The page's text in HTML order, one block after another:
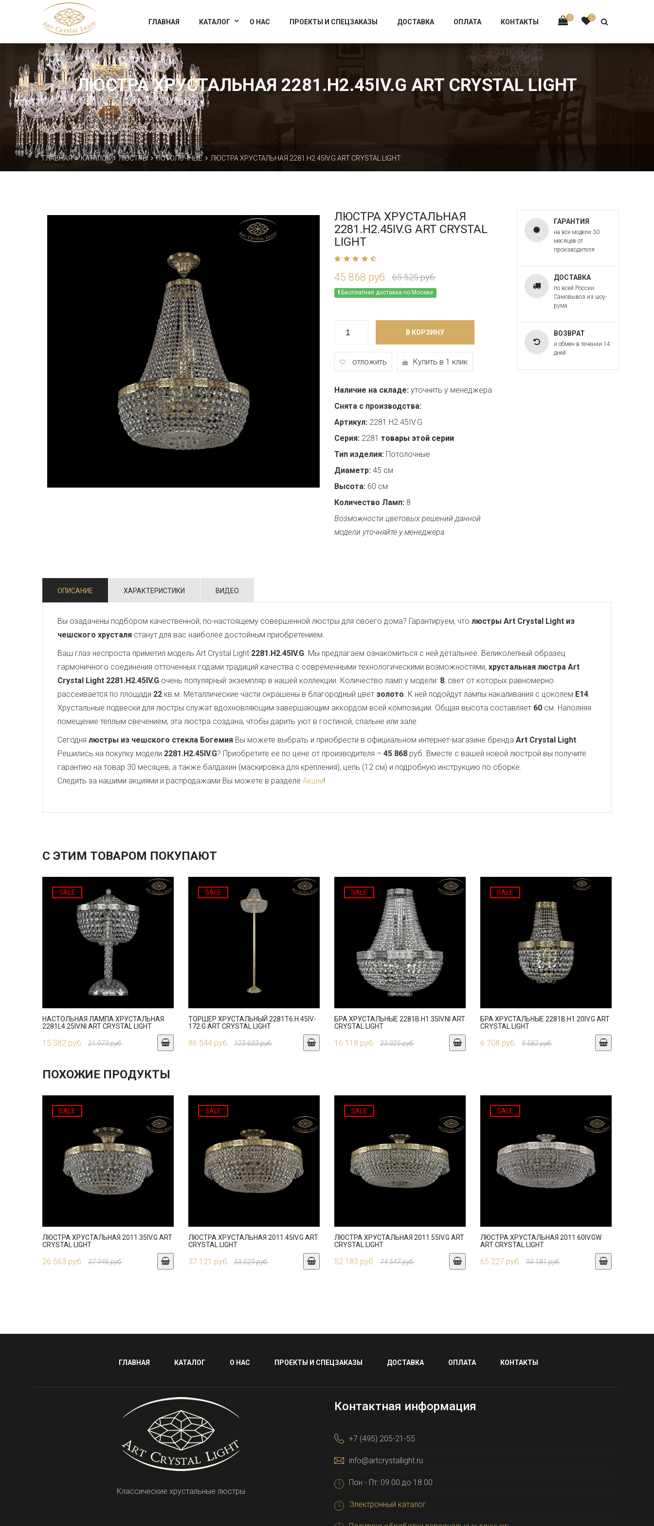
Официальный магазин фабрики Art Crystal Light
0 0
ГЛАВНАЯ КАТАЛОГ О НАС ПРОЕКТЫ И СПЕЦЗАКАЗЫ ДОСТАВКА ОПЛАТА КОНТАКТЫ
ЛЮСТРА ХРУСТАЛЬНАЯ 2281.H2.45IV.G ART CRYSTAL LIGHT
ГЛАВНАЯ КАТАЛОГ ЛЮСТРЫ ПОТОЛОЧНЫЕ ЛЮСТРА ХРУСТАЛЬНАЯ 2281.H2.45IV.G ART CRYSTAL LIGHT
ЛЮСТРА ХРУСТАЛЬНАЯ
2281.H2.45IV.G ART CRYSTAL
LIGHT
45 868 руб. 65 525 руб.
Бесплатная доставка по Москве
В КОРЗИНУ
отложить Купить в 1 клик
Наличие на складе: уточнить у менеджера
Снята с производства:
Артикул: 2281.H2.45IV.G
Серия: 2281 товары этой серии
Тип изделия: Потолочные
Диаметр: 45 см
Высота: 60 см
Количество Ламп: 8
Возможности цветовых решений данной
модели уточняйте у менеджера.
ГАРАНТИЯ
на все модели 30
месяцев от
производителя
ДОСТАВКА
по всей России.
Самовывоз из шоу-
рума
ВОЗВРАТ
и обмен в течении 14
дней
ОПИСАНИЕ ХАРАКТЕРИСТИКИ ВИДЕО
Вы озадачены подбором качественной, по-настоящему совершенной люстры для своего дома? Гарантируем, что люстры Art Crystal Light из
чешского хрусталя станут для вас наиболее достойным приобретением.
Ваш глаз неспроста приметил модель Art Crystal Light 2281.H2.45IV.G. Мы предлагаем ознакомиться с ней детальнее. Великолепный образец
гармоничного соединения отточенных годами традиций качества с современными технологическими возможностями, хрустальная люстра Art
Crystal Light 2281.H2.45IV.G очень популярный экземпляр в нашей коллекции. Количество ламп у модели: 8, свет от которых равномерно
рассеивается по площади 22 кв.м. Металлические части окрашены в благородный цвет золото. К ней подойдут лампы накаливания с цоколем E14.
Хрустальные подвески для люстры служат вдохновляющим завершающим аккордом всей композиции. Общая высота составляет 60 см. Наполняя
помещение теплым свечением, эта люстра создана, чтобы дарить уют в гостиной, спальне или зале.
Сегодня люстры из чешского стекла Богемия Вы можете выбрать и приобрести в официальном интернет-магазине бренда Art Crystal Light.
Решились на покупку модели 2281.H2.45IV.G? Приобретите ее по цене от производителя – 45 868 руб. Вместе с вашей новой люстрой вы получите
гарантию на товар 30 месяцев, а также балдахин (маскировка для крепления), цепь (12 см) и подробную инструкцию по сборке.
Следить за нашими акциями и распродажами Вы можете в разделе Акции!
С ЭТИМ ТОВАРОМ ПОКУПАЮТ
SALE
НАСТОЛЬНАЯ ЛАМПА ХРУСТАЛЬНАЯ
2281L4.25IV.NI ART CRYSTAL LIGHT
15 382 руб. 21 973 руб.
SALE
ТОРШЕР ХРУСТАЛЬНЫЙ 2281T6.H.45IV-
172.G ART CRYSTAL LIGHT
86 544 руб. 123 633 руб.
SALE
БРА ХРУСТАЛЬНЫЕ 2281B.H1.35IV.NI ART
CRYSTAL LIGHT
16 118 руб. 23 025 руб.
SALE
БРА ХРУСТАЛЬНЫЕ 2281B.H1.20IV.G ART
CRYSTAL LIGHT
6 708 руб. 9 582 руб.
ПОХОЖИЕ ПРОДУКТЫ
SALE
ЛЮСТРА ХРУСТАЛЬНАЯ 2011.35IV.G ART
CRYSTAL LIGHT
26 563 руб. 37 946 руб.
SALE
ЛЮСТРА ХРУСТАЛЬНАЯ 2011.45IV.G ART
CRYSTAL LIGHT
37 121 руб. 53 029 руб.
SALE
ЛЮСТРА ХРУСТАЛЬНАЯ 2011.55IV.G ART
CRYSTAL LIGHT
52 183 руб. 74 547 руб.
SALE
ЛЮСТРА ХРУСТАЛЬНАЯ 2011.60IV.GW
ART CRYSTAL LIGHT
65 227 руб. 93 181 руб.
ГЛАВНАЯ КАТАЛОГ О НАС ПРОЕКТЫ И СПЕЦЗАКАЗЫ ДОСТАВКА ОПЛАТА КОНТАКТЫ
Классические хрустальные люстры
Контактная информация
+7 (495) 205-21-55
info@artcrystallight.ru
Пон - Пт: 09.00 до 18.00
Электронный каталог